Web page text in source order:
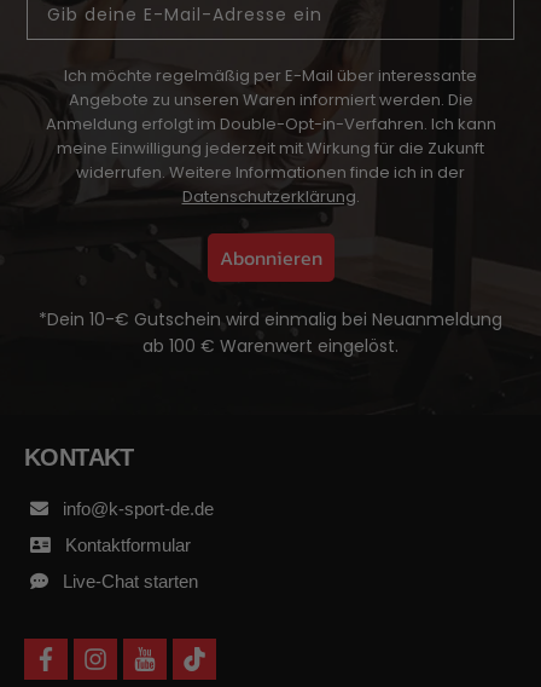
Ich möchte regelmäßig per E-Mail über interessante
Angebote zu unseren Waren informiert werden. Die
Anmeldung erfolgt im Double-Opt-in-Verfahren. Ich kann
meine Einwilligung jederzeit mit Wirkung für die Zukunft
widerrufen. Weitere Informationen finde ich in der
Datenschutzerklärung.
Abonnieren
*Dein 10-€ Gutschein wird einmalig bei Neuanmeldung
ab 100 € Warenwert eingelöst.
KONTAKT
info@k-sport-de.de
Kontaktformular
Live-Chat starten
f i y t